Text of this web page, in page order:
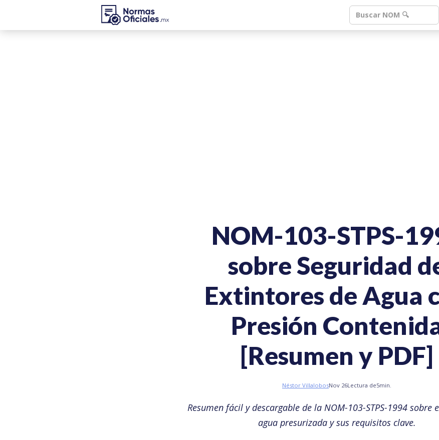
NOM-103-STPS-
sobre Seguridad
Extintores de Agua
Presión
[Resumen y PDF]
Néstor VillalobosNov 26Lectura de5min.
Resumen fácil y descargable de la NOM-103-STPS-1994 sobre
agua presurizada y sus requisitos clave.